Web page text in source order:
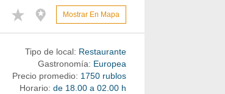
Mostrar En Mapa
Tipo de local: Restaurante
Gastronomía: Europea
Precio promedio: 1750 rublos
Horario: de 18.00 a 02.00 h